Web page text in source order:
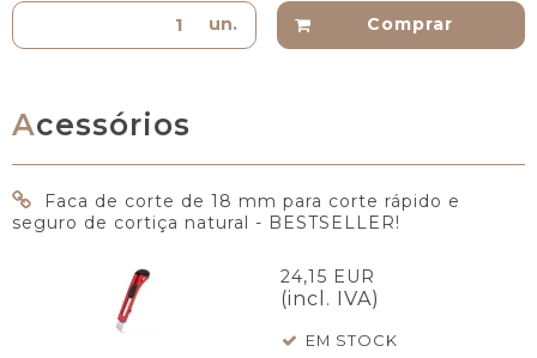
un. Comprar
Acessórios
Faca de corte de 18 mm para corte rápido e
seguro de cortiça natural - BESTSELLER!
24,15 EUR
(incl. IVA)
EM STOCK